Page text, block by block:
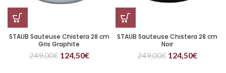
STAUB Sauteuse Chistera 28 cm
Gris Graphite
249,00€ 124,50€
STAUB Sauteuse Chistera 28 cm
Noir
249,00€ 124,50€